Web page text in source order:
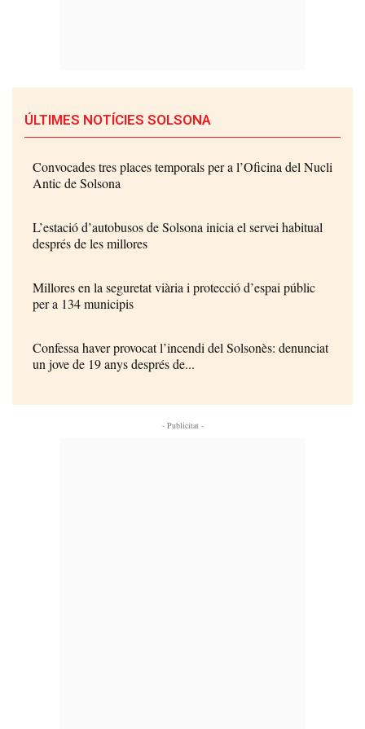
ÚLTIMES NOTÍCIES SOLSONA
Convocades tres places temporals per a l’Oficina del Nucli
Antic de Solsona
L’estació d’autobusos de Solsona inicia el servei habitual
després de les millores
Millores en la seguretat viària i protecció d’espai públic
per a 134 municipis
Confessa haver provocat l’incendi del Solsonès: denunciat
un jove de 19 anys després de...
- Publicitat -